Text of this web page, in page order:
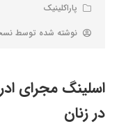
پاراکلینیک
نوشته شده توسط
اسلینگ مجرای
در زنان